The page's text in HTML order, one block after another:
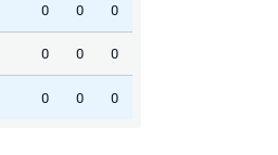
0 0 0
0 0 0
0 0 0